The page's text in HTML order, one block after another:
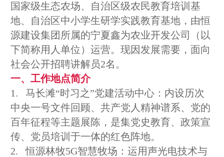
国家级生态农场、自治区级农民教育培训基
地、自治区中小学生研学实践教育基地，由恒
源建设集团所属的宁夏鑫为农业开发公司（以
下简称用人单位）运营。 现因发展需要，面向
社会公开招聘讲解员2名。
一、工作地点简介
1. 马长滩“时习之”党建活动中心 ： 内设历次
中央一号文件回顾、共产党人精神谱系、党的
百年征程等主题展陈 ， 是集党史教育、政策宣
传、党员培训于一体的红色阵地。
2.恒源林牧5G智慧牧场：运用声光电技术与